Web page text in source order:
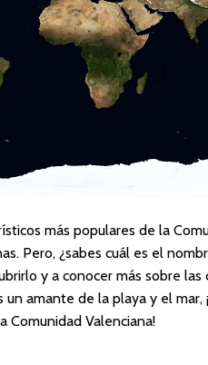
más populares de la
Pero, ¿sabes cuál es el
y a conocer más sobre
un amante de la playa y el
Comunidad Valenciana!